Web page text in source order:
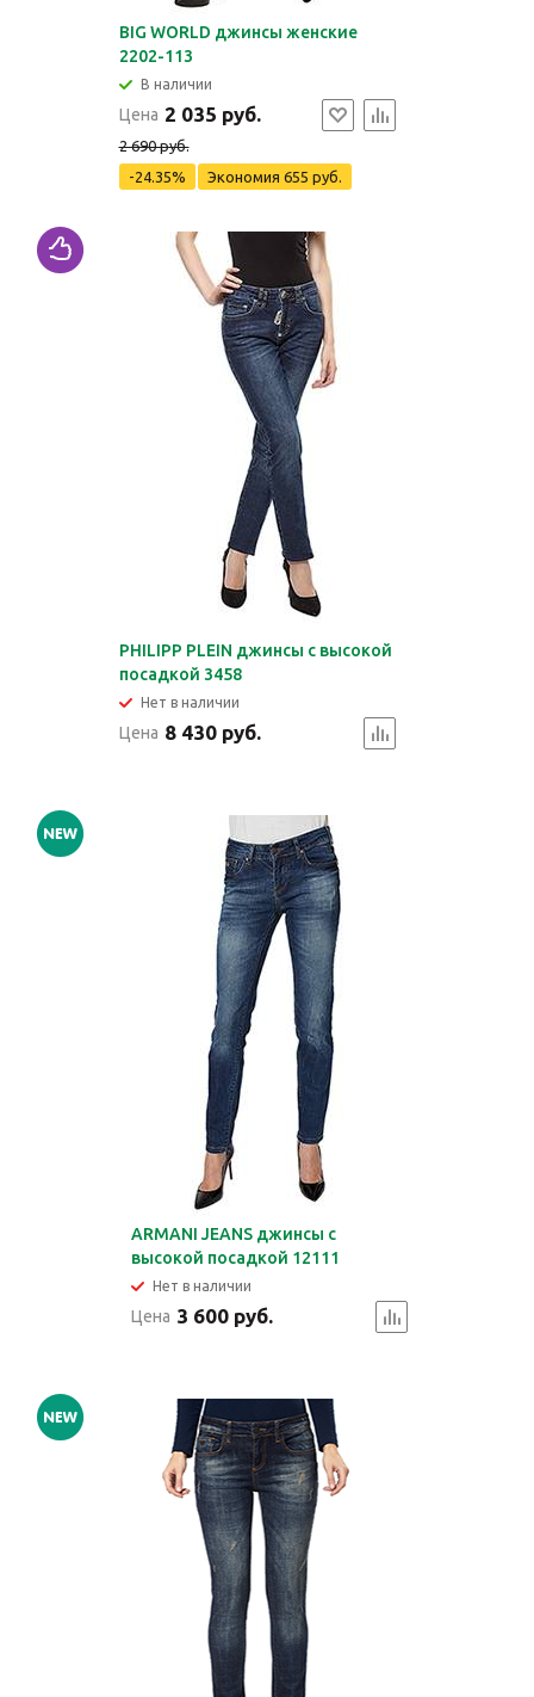
BIG WORLD джинсы женские
2202-113
В наличии
Цена 2 035 руб.
2 690 руб.
-24.35%
Экономия 655 руб.
PHILIPP PLEIN джинсы с высокой
посадкой 3458
Нет в наличии
Цена 8 430 руб.
ARMANI JEANS джинсы с
высокой посадкой 12111
Нет в наличии
Цена 3 600 руб.